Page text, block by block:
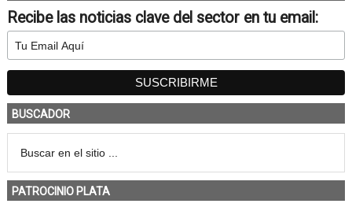
Recibe las noticias clave del sector en tu email:
BUSCADOR
PATROCINIO PLATA